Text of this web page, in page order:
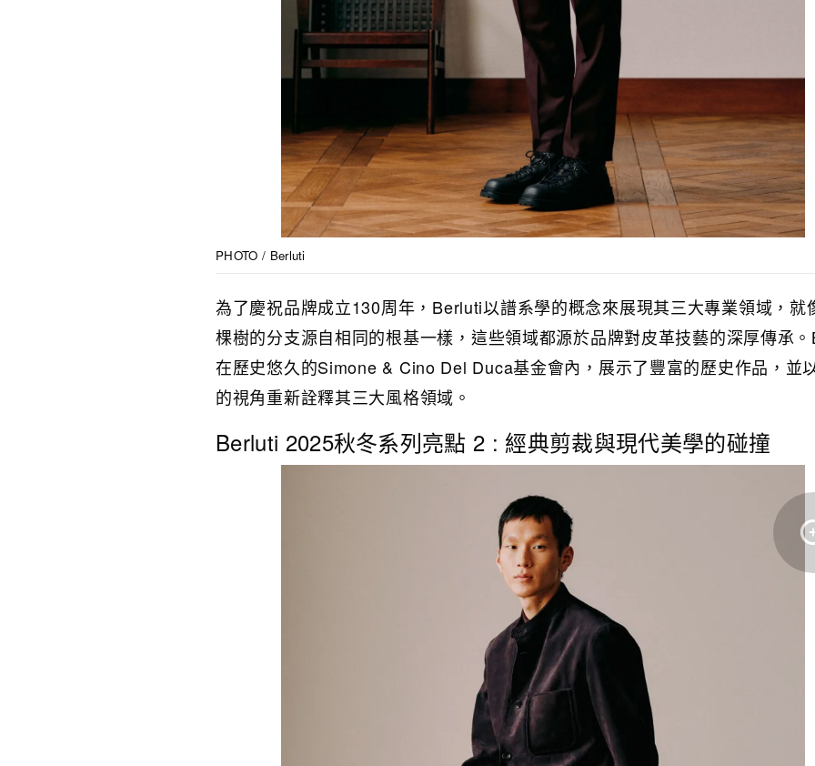
PHOTO / Berluti
為了慶祝品牌成立130周年，Berluti以譜系學的概念來展現其三大專業領域，就
棵樹的分支源自相同的根基一樣，這些領域都源於品牌對皮革技藝的深厚傳承
在歷史悠久的Simone & Cino Del Duca基金會內，展示了豐富的歷史作品，並
的視角重新詮釋其三大風格領域。
Berluti 2025秋冬系列亮點 2 : 經典剪裁與現代美學的碰撞